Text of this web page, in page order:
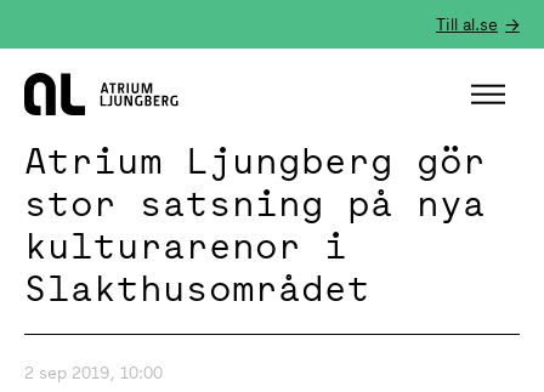
Till al.se
Hem
Atrium Ljungberg gör
stor satsning på nya
kulturarenor i
Slakthusområdet
2 sep 2019, 10:00